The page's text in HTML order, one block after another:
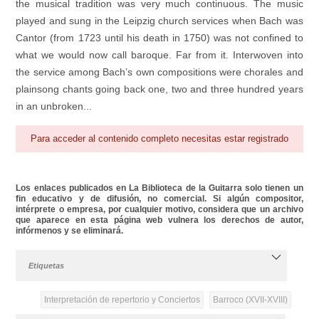
the musical tradition was very much continuous. The music
played and sung in the Leipzig church services when Bach was
Cantor (from 1723 until his death in 1750) was not confined to
what we would now call baroque. Far from it. Interwoven into
the service among Bach’s own compositions were chorales and
plainsong chants going back one, two and three hundred years
in an unbroken...
Para acceder al contenido completo necesitas estar registrado
Los enlaces publicados en La Biblioteca de la Guitarra solo tienen un
fin educativo y de difusión, no comercial. Si algún compositor,
intérprete o empresa, por cualquier motivo, considera que un archivo
que aparece en esta página web vulnera los derechos de autor,
infórmenos y se eliminará.
Etiquetas
Interpretación de repertorio y Conciertos Barroco (XVII-XVIII)